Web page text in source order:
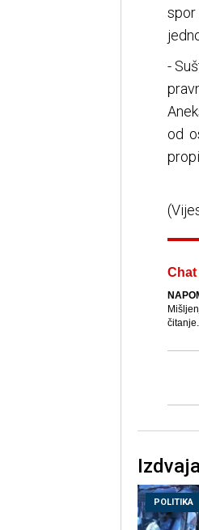
spor
-
od
Chat
čitanje.
POLITIKA